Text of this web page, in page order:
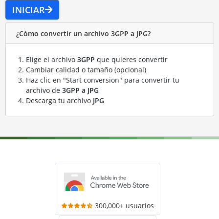
INICIAR
¿Cómo convertir un archivo 3GPP a JPG?
Elige el archivo 3GPP que quieres convertir
Cambiar calidad o tamaño (opcional)
Haz clic en "Start conversion" para convertir tu
archivo de 3GPP a JPG
Descarga tu archivo JPG
300,000+ usuarios